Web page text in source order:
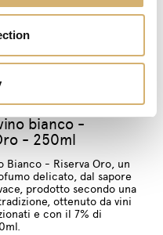
delicato, dal sapore
ottenuto da vini
bianco -
- 250ml
Bianco - Riserva Oro, un
delicato, dal sapore
prodotto secondo una
ottenuto da vini
e con il 7% di